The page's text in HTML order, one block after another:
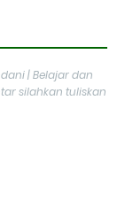
| Belajar dan
silahkan tuliskan